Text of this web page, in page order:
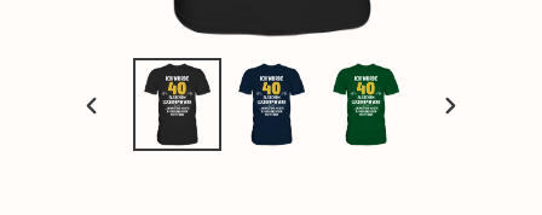
VORHERIGER
SCHIEBER